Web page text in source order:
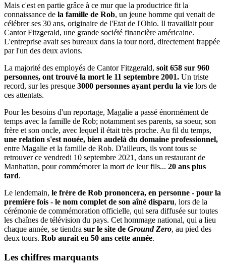
Mais c'est en partie grâce à ce mur que la productrice fit la
connaissance de la famille de Rob, un jeune homme qui venait de
célébrer ses 30 ans, originaire de l'Etat de l'Ohio. Il travaillait pour
Cantor Fitzgerald, une grande société financière américaine.
L'entreprise avait ses bureaux dans la tour nord, directement frappée
par l'un des deux avions.
La majorité des employés de Cantor Fitzgerald, soit 658 sur 960
personnes, ont trouvé la mort le 11 septembre 2001. Un triste
record, sur les presque 3000 personnes ayant perdu la vie lors de
ces attentats.
Pour les besoins d'un reportage, Magalie a passé énormément de
temps avec la famille de Rob; notamment ses parents, sa soeur, son
frère et son oncle, avec lequel il était très proche. Au fil du temps,
une relation s'est nouée, bien audelà du domaine professionnel,
entre Magalie et la famille de Rob. D'ailleurs, ils vont tous se
retrouver ce vendredi 10 septembre 2021, dans un restaurant de
Manhattan, pour commémorer la mort de leur fils... 20 ans plus
tard.
Le lendemain, le frère de Rob prononcera, en personne - pour la
première fois - le nom complet de son aîné disparu, lors de la
cérémonie de commémoration officielle, qui sera diffusée sur toutes
les chaînes de télévision du pays. Cet hommage national, qui a lieu
chaque année, se tiendra sur le site de Ground Zero, au pied des
deux tours. Rob aurait eu 50 ans cette année.
Les chiffres marquants